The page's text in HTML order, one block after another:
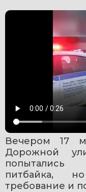
Вечером 17
Дорожной
попытались
питбайка,
требование и